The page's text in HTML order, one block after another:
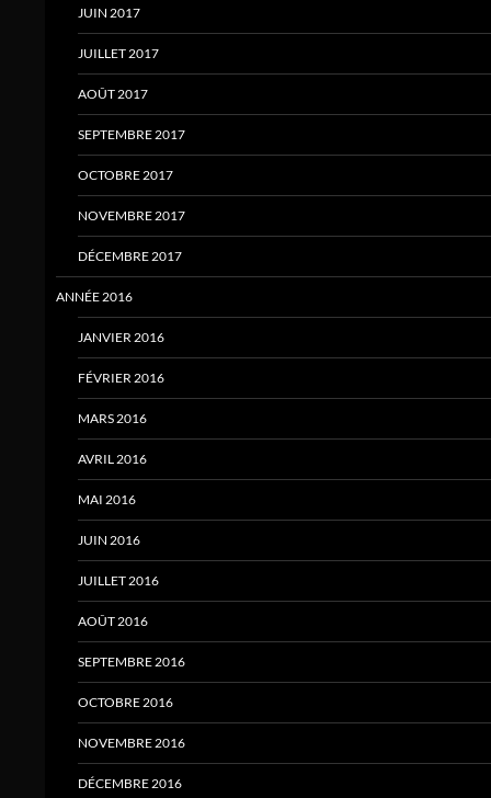
JUIN 2017
JUILLET 2017
AOÛT 2017
SEPTEMBRE 2017
OCTOBRE 2017
NOVEMBRE 2017
DÉCEMBRE 2017
ANNÉE 2016
JANVIER 2016
FÉVRIER 2016
MARS 2016
AVRIL 2016
MAI 2016
JUIN 2016
JUILLET 2016
AOÛT 2016
SEPTEMBRE 2016
OCTOBRE 2016
NOVEMBRE 2016
DÉCEMBRE 2016